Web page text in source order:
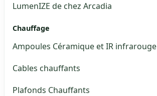
LumenIZE de chez Arcadia
Chauffage
Ampoules Céramique et IR infrarouge
Cables chauffants
Plafonds Chauffants